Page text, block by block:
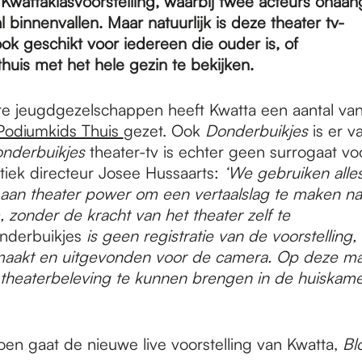
binnenvallen. Maar natuurlijk is deze theater tv-
geschikt voor iedereen die ouder is, of
met het hele gezin te bekijken.
jeugdgezelschappen heeft Kwatta een aantal
Thuis gezet. Ook Donderbuikjesis er
theater-tv is echter geen surrogaat
directeur Josee Hussaarts: ‘We gebruiken
theater power om een vertaalslag te maken
zonder de kracht van het theater zelf te
is geen registratie van de voorstelling,
en uitgevonden voor de camera. Op deze
te kunnen brengen in de
gaat de nieuwe live voorstelling van Kwatta,